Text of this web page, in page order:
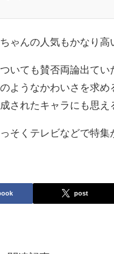
ゃんの人気もかなり高
いても賛否両論出て
ようなかわいさを求
されたキャラにも思え
そくテレビなどで特
post